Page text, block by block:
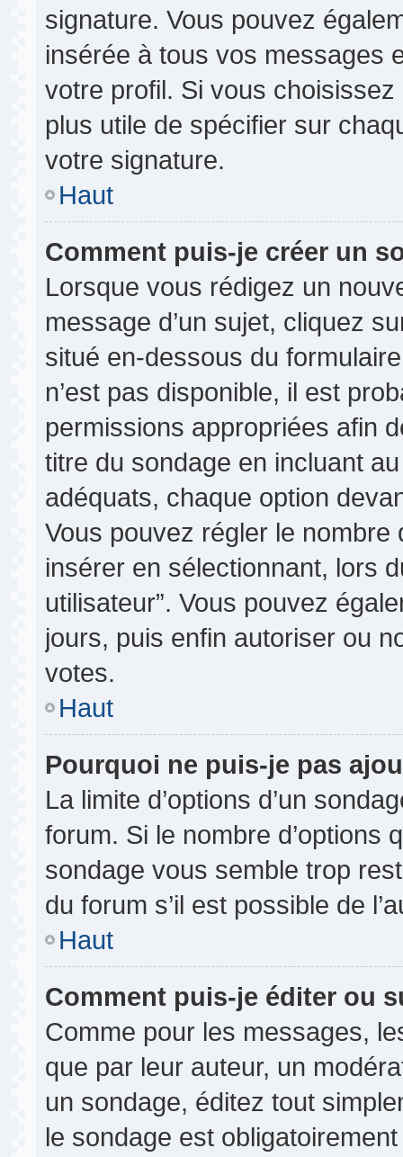
signature. Vous pouvez
insérée à tous vos messages
votre profil. Si vous
plus utile de spécifier sur
votre signature.
Haut
Comment puis-je créer un
Lorsque vous rédigez un
message d’un sujet, cliquez
situé en-dessous du
n’est pas disponible, il est
permissions appropriées afin
titre du sondage en incluant
adéquats, chaque option
Vous pouvez régler le nombre
insérer en sélectionnant, lors
utilisateur”. Vous pouvez
jours, puis enfin autoriser ou
votes.
Haut
Pourquoi ne puis-je pas
La limite d’options d’un
forum. Si le nombre d’options
sondage vous semble trop
du forum s’il est possible de
Haut
Comment puis-je éditer ou
Comme pour les messages,
que par leur auteur, un
un sondage, éditez tout
le sondage est